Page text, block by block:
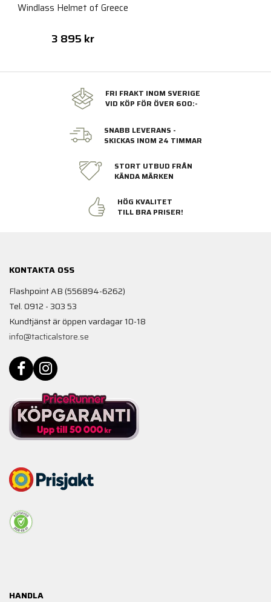
Windlass Helmet of Greece
3 895 kr
FRI FRAKT INOM SVERIGE
VID KÖP FÖR ÖVER 600:-
SNABB LEVERANS -
SKICKAS INOM 24 TIMMAR
STORT UTBUD FRÅN
KÄNDA MÄRKEN
HÖG KVALITET
TILL BRA PRISER!
KONTAKTA OSS
Flashpoint AB (556894-6262)
Tel. 0912 - 303 53
Kundtjänst är öppen vardagar 10-18
info@tacticalstore.se
HANDLA